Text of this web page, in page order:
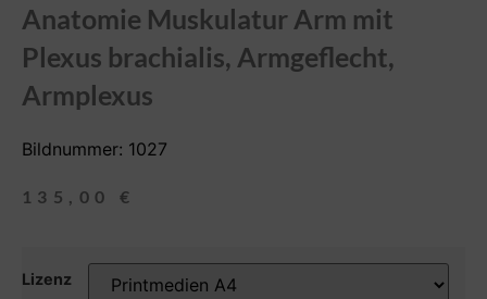
Anatomie Muskulatur Arm mit
Plexus brachialis, Armgeflecht,
Armplexus
Bildnummer: 1027
135,00 €
Lizenz